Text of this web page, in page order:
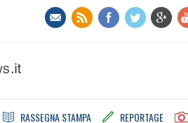
RASSEGNA STAMPA REPORTAGE